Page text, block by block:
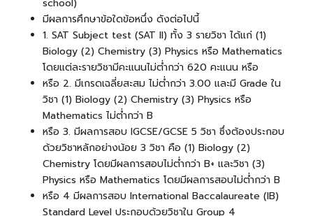
school)
มีผลการศึกษาข้อใดข้อหนึ่ง ดังต่อไปนี้
1. SAT Subject test (SAT II) ทั้ง 3 รายวิชา ได้แก่ (1)
Biology (2) Chemistry (3) Physics หรือ Mathematics
โดยแต่ละรายวิชามีคะแนนไม่ต่ำกว่า 620 คะแนน หรือ
หรือ 2. มีเกรดเฉลี่ยสะสม ไม่ต่ำกว่า 3.00 และมี Grade ใน
วิชา (1) Biology (2) Chemistry (3) Physics หรือ
Mathematics ไม่ต่ำกว่า B
หรือ 3. มีผลการสอบ IGCSE/GCSE 5 วิชา ซึ่งต้องประกอบ
ด้วยวิชาหลักอย่างน้อย 3 วิชา คือ (1) Biology (2)
Chemistry โดยมีผลการสอบไม่ต่ำกว่า B+ และวิชา (3)
Physics หรือ Mathematics โดยมีผลการสอบไม่ต่ำกว่า B
หรือ 4 มีผลการสอบ International Baccalaureate (IB)
Standard Level ประกอบด้วยวิชาใน Group 4